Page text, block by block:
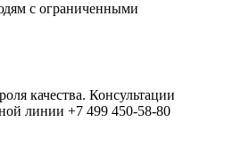
с ограниченными
качества. Консультации
линии +7 499 450-58-80